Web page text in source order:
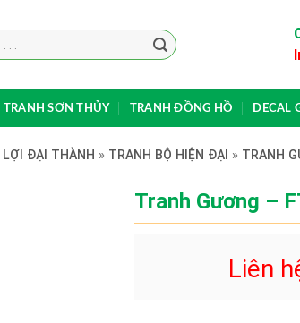
TRANH SƠN THỦY TRANH ĐỒNG HỒ DECAL
LỢI ĐẠI THÀNH » TRANH BỘ HIỆN ĐẠI » TRANH
Tranh Gương –
Liên